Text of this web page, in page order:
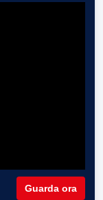
Guarda ora